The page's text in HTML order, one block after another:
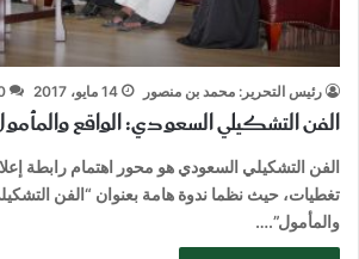
رئيس التحرير: محمد بن منصور 14 مايو، 2017
الفن التشكيلي السعودي: الواقع
الفن التشكيلي السعودي هو محور اهتمام رابطة
تغطيات، حيث نظما ندوة هامة بعنوان “الفن
والمأمول”.…